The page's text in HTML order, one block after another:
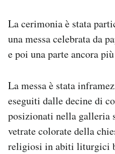
La cerimonia è stata
una messa celebrata da
e poi una parte ancora
La messa è stata
eseguiti dalle decine di
posizionati nella galleria
vetrate colorate della
religiosi in abiti liturgici